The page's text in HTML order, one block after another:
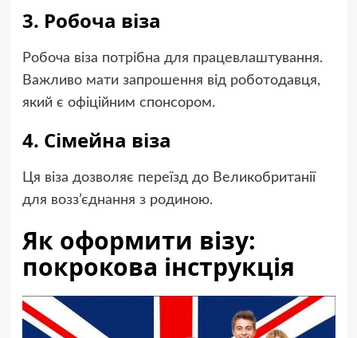
3. Робоча віза
Робоча віза потрібна для працевлаштування.
Важливо мати запрошення від роботодавця,
який є офіційним спонсором.
4. Сімейна віза
Ця віза дозволяє переїзд до Великобританії
для возз’єднання з родиною.
Як оформити візу:
покрокова інструкція